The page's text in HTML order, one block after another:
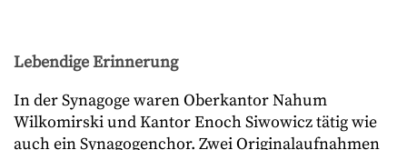
Lebendige Erinnerung
In der Synagoge waren Oberkantor Nahum
Wilkomirski und Kantor Enoch Siwowicz tätig wie
auch ein Synagogenchor. Zwei Originalaufnahmen